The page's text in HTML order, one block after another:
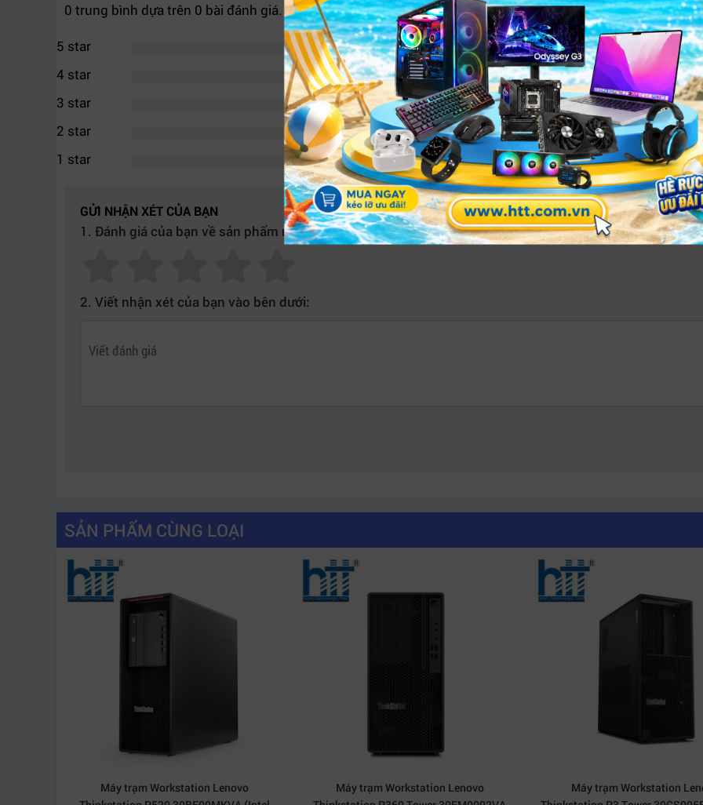
Lenovo ThinkStation P3 Tower 30GS005BVA – máy trạm hiệu năng vượt trội cho
2. Card đồ họa Nvidia T400 4GB – Đồ họa chuyên nghiệp, tiết kiệm điện năng
Khác với card gaming phổ thông, dòng GPU Nvidia T400 được tối ưu cho các tác vụ đồ họa 2D/3D
384 nhân CUDA cùng 4GB GDDR6, card này đáp ứng mượt các phần mềm nhưAutoCAD, Photoshop,
cầu đồ họa nặng hơn, giúp máy trạm luôn sẵn sàng cho tương lai.
0 trung bình dựa trên 0 bài đánh giá.
5 star
4 star
3 star
2 star
1 star
GỬI NHẬN XÉT CỦA BẠN
1. Đánh giá của bạn về sản phẩm này:
2. Viết nhận xét của bạn vào bên dưới:
SẢN PHẨM CÙNG LOẠI
Máy trạm Workstation Lenovo
Máy trạm Workstation Lenovo
Máy trạm Workstation